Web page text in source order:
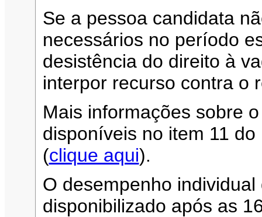
Se a pessoa candidata
necessários no período
desistência do direito à
interpor recurso contra o
Mais informações sobre
disponíveis no item 11
(clique aqui).
O desempenho
disponibilizado após as